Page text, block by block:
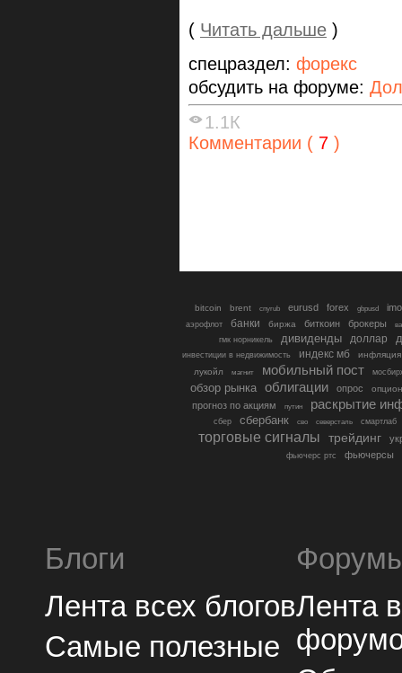
( Читать дальше )
спецраздел: форекс
обсудить на форуме:
1.1К
Комментарии ( 7 )
bitcoin brent cnyrub eurusd forex gbpusd
аэрофлот банки биржа биткоин брокеры
гмк норникель
дивиденды доллар
инвестиции в недвижимость индекс мб
инфляция
лукойл
магнит мобильный пост
обзор рынка облигации опрос
прогноз по акциям путин раскрытие
сбер сбербанк сво северсталь смартлаб
торговые сигналы трейдинг
фьючерс ртс фьючерсы
Блоги
Лента всех блогов
Самые полезные
Лента